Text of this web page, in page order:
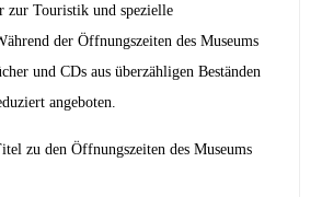
zur Touristik und spezielle
der Öffnungszeiten des Museums
und CDs aus überzähligen Beständen
angeboten.
zu den Öffnungszeiten des Museums